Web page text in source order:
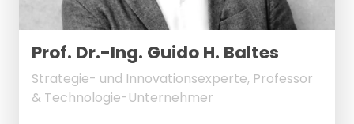
Prof. Dr.-Ing. Guido H. Baltes
Strategie- und Innovationsexperte, Professor
& Technologie-Unternehmer